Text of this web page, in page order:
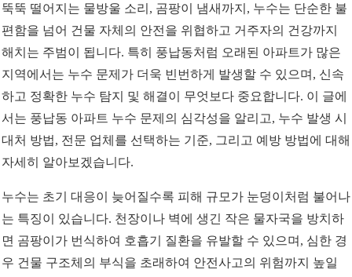
뚝뚝 떨어지는 물방울 소리, 곰팡이 냄새까지, 누수는 단순한 불
편함을 넘어 건물 자체의 안전을 위협하고 거주자의 건강까지
해치는 주범이 됩니다. 특히 풍납동처럼 오래된 아파트가 많은
지역에서는 누수 문제가 더욱 빈번하게 발생할 수 있으며, 신속
하고 정확한 누수 탐지 및 해결이 무엇보다 중요합니다. 이 글에
서는 풍납동 아파트 누수 문제의 심각성을 알리고, 누수 발생 시
대처 방법, 전문 업체를 선택하는 기준, 그리고 예방 방법에 대해
자세히 알아보겠습니다.
누수는 초기 대응이 늦어질수록 피해 규모가 눈덩이처럼 불어나
는 특징이 있습니다. 천장이나 벽에 생긴 작은 물자국을 방치하
면 곰팡이가 번식하여 호흡기 질환을 유발할 수 있으며, 심한 경
우 건물 구조체의 부식을 초래하여 안전사고의 위험까지 높일